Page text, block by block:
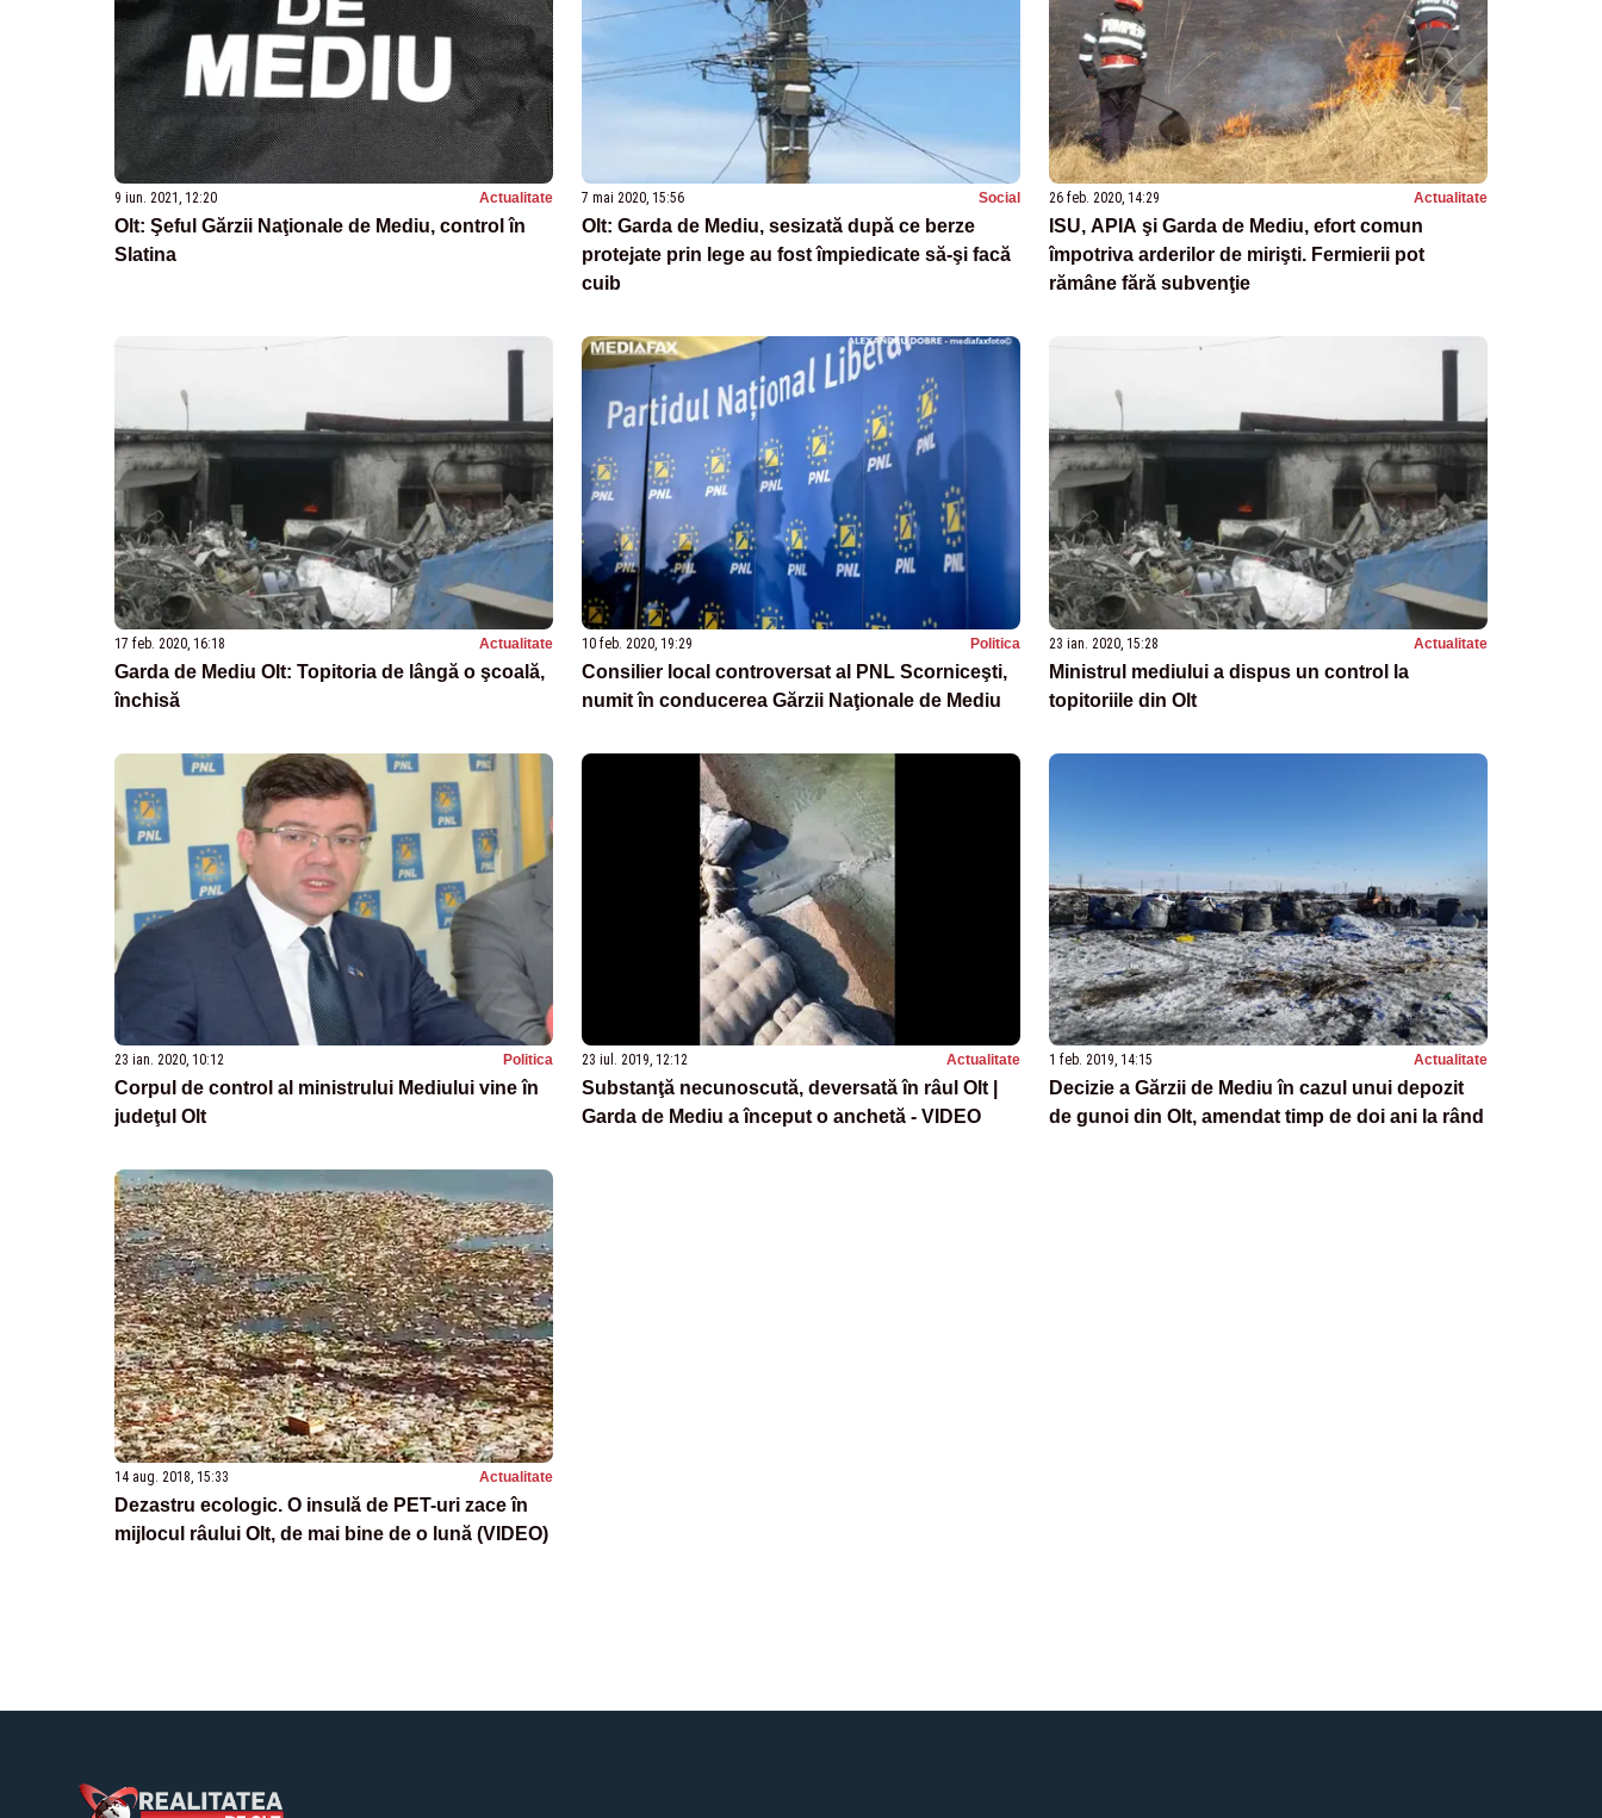
9 iun. 2021, 12:20 Actualitate
Olt: Şeful Gărzii Naţionale de Mediu, control în
Slatina
7 mai 2020, 15:56 Social
Olt: Garda de Mediu, sesizată după ce berze
protejate prin lege au fost împiedicate să-şi facă
cuib
26 feb. 2020, 14:29 Actualitate
ISU, APIA şi Garda de Mediu, efort comun
împotriva arderilor de mirişti. Fermierii pot
rămâne fără subvenţie
17 feb. 2020, 16:18 Actualitate
Garda de Mediu Olt: Topitoria de lângă o şcoală,
închisă
10 feb. 2020, 19:29 Politica
Consilier local controversat al PNL Scorniceşti,
numit în conducerea Gărzii Naţionale de Mediu
23 ian. 2020, 15:28 Actualitate
Ministrul mediului a dispus un control la
topitoriile din Olt
23 ian. 2020, 10:12 Politica
Corpul de control al ministrului Mediului vine în
judeţul Olt
23 iul. 2019, 12:12 Actualitate
Substanţă necunoscută, deversată în râul Olt |
Garda de Mediu a început o anchetă - VIDEO
1 feb. 2019, 14:15 Actualitate
Decizie a Gărzii de Mediu în cazul unui depozit
de gunoi din Olt, amendat timp de doi ani la rând
14 aug. 2018, 15:33 Actualitate
Dezastru ecologic. O insulă de PET-uri zace în
mijlocul râului Olt, de mai bine de o lună (VIDEO)